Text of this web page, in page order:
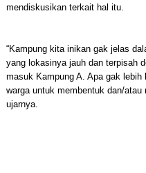
mendiskusikan terkait hal itu.
“Kampung kita inikan gak jelas
yang lokasinya jauh dan terpisah
masuk Kampung A. Apa gak
warga untuk membentuk dan/
ujarnya.